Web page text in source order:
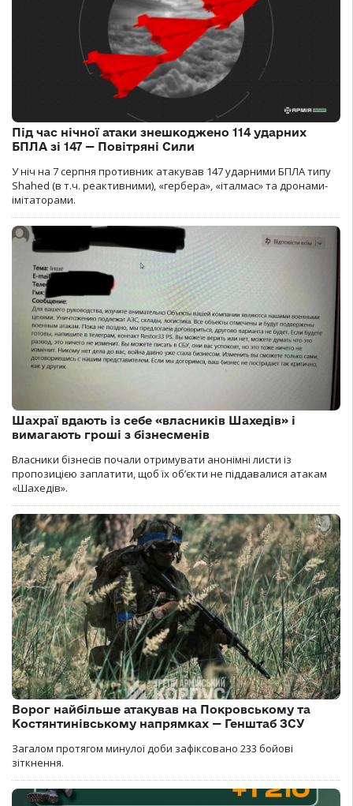
Під час нічної атаки знешкоджено 114 ударних
БПЛА зі 147 — Повітряні Сили
У ніч на 7 серпня противник атакував 147 ударними БПЛА типу
Shahed (в т.ч. реактивними), «гербера», «італмас» та дронами-
імітаторами.
Шахраї вдають із себе «власників Шахедів» і
вимагають гроші з бізнесменів
Власники бізнесів почали отримувати анонімні листи із
пропозицією заплатити, щоб їх об’єкти не піддавалися атакам
«Шахедів».
Ворог найбільше атакував на Покровському та
Костянтинівському напрямках — Генштаб ЗСУ
Загалом протягом минулої доби зафіксовано 233 бойові
зіткнення.